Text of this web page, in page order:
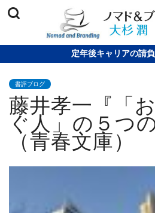
定年後キャリアの請
書評ブログ
藤井孝一『「
ぐ人」の５つ
（青春文庫）